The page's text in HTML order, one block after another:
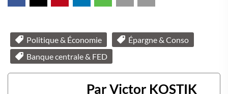
Politique & Économie
Épargne & Conso
Banque centrale & FED
Par Victor KOSTIK